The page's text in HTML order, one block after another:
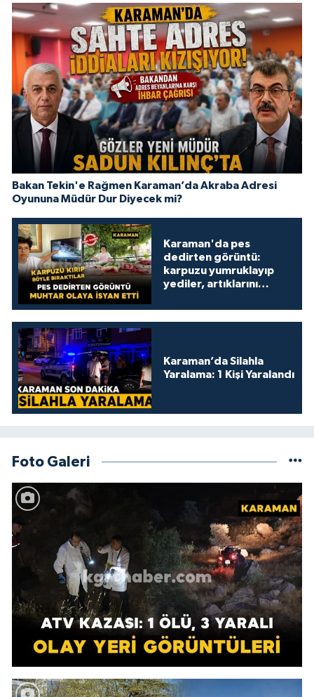
Bakan Tekin'e Rağmen Karaman’da Akraba Adresi
Oyununa Müdür Dur Diyecek mi?
Karaman'da pes
dedirten görüntü:
karpuzu yumruklayıp
yediler, artıklarını
Karaman’da Silahla
Yaralama: 1 Kişi Yaralandı
Foto Galeri